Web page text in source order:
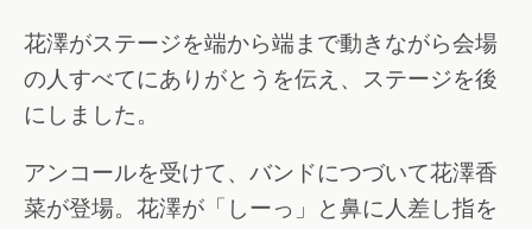
花澤がステージを端から端まで動きながら会場
の人すべてにありがとうを伝え、ステージを後
にしました。
アンコールを受けて、バンドにつづいて花澤香
菜が登場。花澤が「しーっ」と鼻に人差し指を